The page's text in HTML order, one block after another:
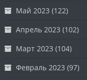
Май 2023 (122)
Апрель 2023 (102)
Март 2023 (104)
Февраль 2023 (97)